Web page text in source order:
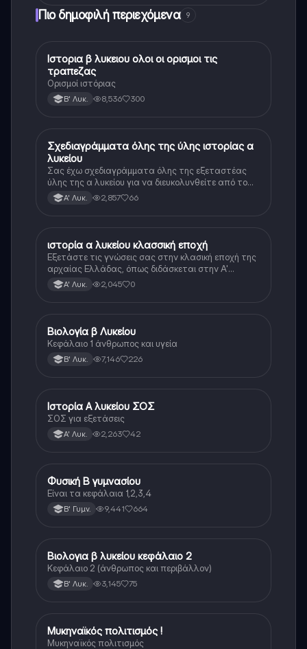
Πιο δημοφιλή περιεχόμενα 9
Ιστορία
Ιστορια β λυκειου ολοι οι ορισμοι τις
τραπεζας
Ορισμοί ιστόριας
Β' Λυκ. 8,536 300
Ιστορία
Σχεδιαγράμματα όλης της ύλης ιστορίας α
λυκείου
Σας έχω σχεδιαγράμματα όλης της εξεταστέας
ύλης της α λυκείου για να διευκολυνθείτε από το
τεράστιο βάρος του βιβλίου
Α' Λυκ. 2,857 66
Ιστορία
ιστορία α λυκείου κλασσική εποχή
Εξετάστε τις γνώσεις σας στην κλασική εποχή της
αρχαίας Ελλάδας, όπως διδάσκεται στην Α'
Λυκείου.Α' Λυκ. 2,045 0
Βιολογία
Βιολογία β Λυκείου
Κεφάλαιο 1 άνθρωπος και υγεία
Β' Λυκ. 7,146 226
Ιστορία
Ιστορία Α λυκείου ΣΟΣ
ΣΟΣ για εξετάσεις
Α' Λυκ. 2,263 42
Φυσική
Φυσική Β γυμνασίου
Είναι τα κεφάλαια 1,2,3,4
Β' Γυμν. 9,441 664
Βιολογία
Βιολογια β λυκείου κεφάλαιο 2
Κεφάλαιο 2 (άνθρωπος και περιβάλλον)
Β' Λυκ. 3,145 75
Ιστορία
Μυκηναϊκός πολιτισμός !
Μυκηναϊκός πολιτισμός